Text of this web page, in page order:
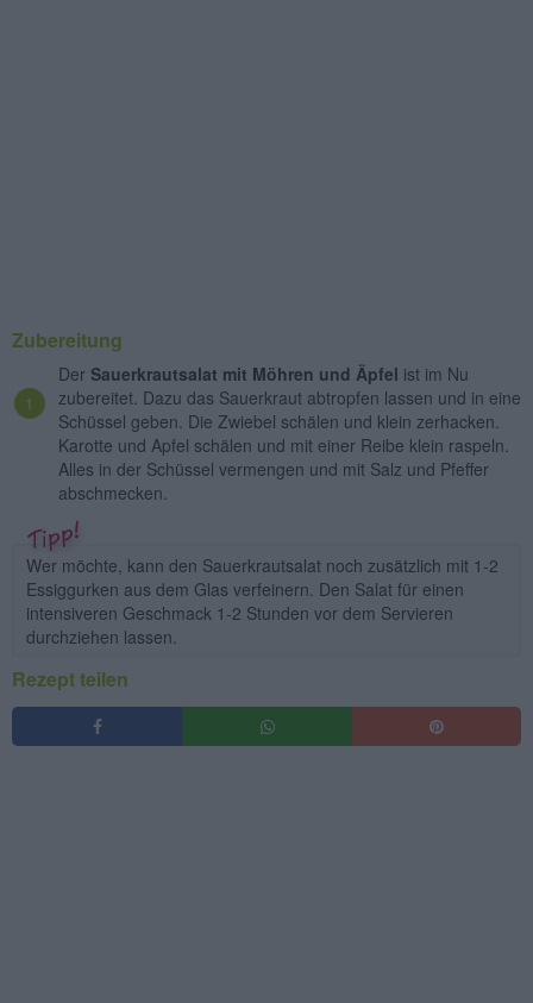
Zubereitung
Der Sauerkrautsalat mit Möhren und Äpfel ist im Nu
zubereitet. Dazu das Sauerkraut abtropfen lassen und in eine
Schüssel geben. Die Zwiebel schälen und klein zerhacken.
Karotte und Apfel schälen und mit einer Reibe klein raspeln.
Alles in der Schüssel vermengen und mit Salz und Pfeffer
abschmecken.
Wer möchte, kann den Sauerkrautsalat noch zusätzlich mit 1-2
Essiggurken aus dem Glas verfeinern. Den Salat für einen
intensiveren Geschmack 1-2 Stunden vor dem Servieren
durchziehen lassen.
Rezept teilen